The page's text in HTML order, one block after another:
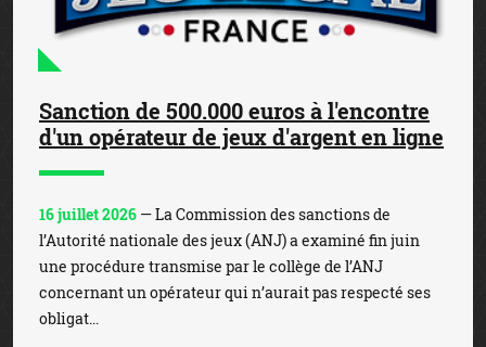
Sanction de 500.000 euros à l'encontre
d'un opérateur de jeux d'argent en ligne
16 juillet 2026 — La Commission des sanctions de
l’Autorité nationale des jeux (ANJ) a examiné fin juin
une procédure transmise par le collège de l’ANJ
concernant un opérateur qui n’aurait pas respecté ses
obligat...